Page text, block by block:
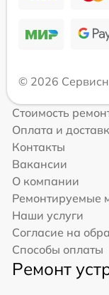
© 2026
Стоимость
Оплата и
Контакты
Вакансии
О компании
Ремонтируемые
Наши услуги
Согласие на
Способы оплаты
Ремонт